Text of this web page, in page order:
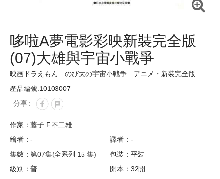
哆啦A夢電影彩映新裝完全版
(07)大雄與宇宙小戰爭
映画ドラえもん のび太の宇宙小戦争 アニメ・新装完全版
產品編號:10103007
分享 :
作家： 藤子.F.不二雄
繪者：-
譯者：-
集數： 第07集(全系列 15 集)
包裝：平裝
級別：普
開本：32開